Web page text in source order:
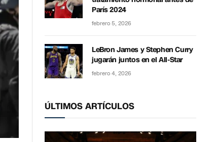
París 2024
febrero 5, 2026
LeBron James y Stephen Curry
jugarán juntos en el All-Star
febrero 4, 2026
ÚLTIMOS ARTÍCULOS